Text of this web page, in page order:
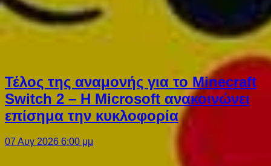
Τέλος της αναμονής για το Minecraft
Switch 2 – Η Microsoft ανακοινώνει
επίσημα την κυκλοφορία
07 Αυγ 2026 6:00 μμ